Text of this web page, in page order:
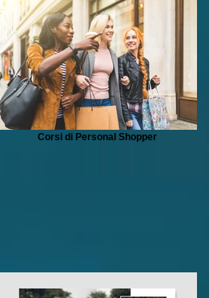
Corsi di Personal Shopper